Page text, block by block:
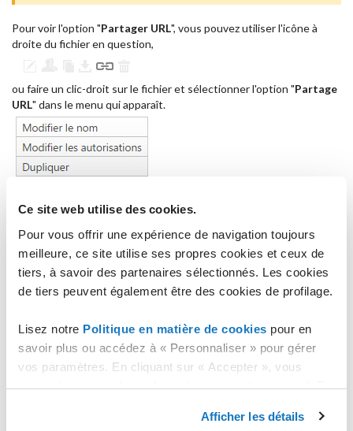
Ce site web utilise des cookies.
Pour vous offrir une expérience de navigation toujours
meilleure, ce site utilise ses propres cookies et ceux de
tiers, à savoir des partenaires sélectionnés. Les cookies
de tiers peuvent également être des cookies de profilage.
Lisez notre Politique en matière de cookies pour en
savoir plus ou accédez à « Personnaliser » pour gérer
vos paramètres. En cliquant sur « Accepter », vous
consentez au stockage de cookies sur votre appareil. En
stockage des cookies nécessaires.
Afficher les détails
Pour voir l'option "Partager URL", vous pouvez utiliser l'icône à
droite du fichier en question,
ou faire un clic-droit sur le fichier et sélectionner l'option "Partage
URL" dans le menu qui apparaît.
Dans chaque cas; la fenêtre suivante va s'afficher :